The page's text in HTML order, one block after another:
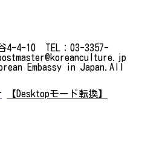
4-4-10 TEL：03-3357-
Embassy in Japan.All
【Desktopモード転換】